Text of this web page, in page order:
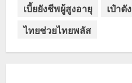
เบี้ยยังชีพผู้สูงอายุ
เป๋าตัง
ไทยช่วยไทยพลัส